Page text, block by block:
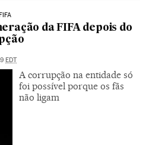
da FIFA depois do
EDT
A corrupção na entidade só
foi possível porque os fãs
não ligam